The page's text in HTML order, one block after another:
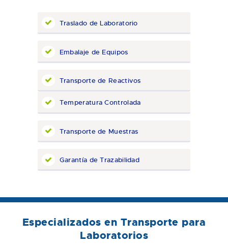
Traslado de Laboratorio
Embalaje de Equipos
Transporte de Reactivos
Temperatura Controlada
Transporte de Muestras
Garantía de Trazabilidad
Especializados en Transporte para
Laboratorios